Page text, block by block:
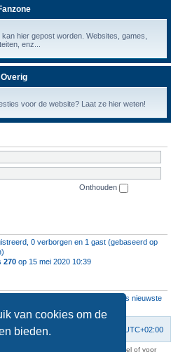
van cookies om de
bieden.
hier gepost worden. Websites, games,
enz...
Overig
voor de website? Laat ze hier weten!
Onthouden
0 verborgen en 1 gast (gebaseerd op
270 op 15 mei 2020 10:39
• Ons nieuwste
UTC+02:00
Verwijder cookies
gesteld voor om het even welk nadeel of voor